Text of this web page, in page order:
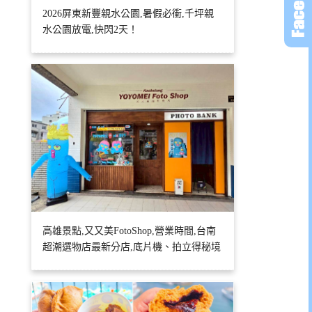
2026屏東新豐親水公園,暑假必衝,千坪親
水公園放電,快閃2天！
高雄景點,又又美FotoShop,營業時間,台南
超潮選物店最新分店,底片機、拍立得秘境